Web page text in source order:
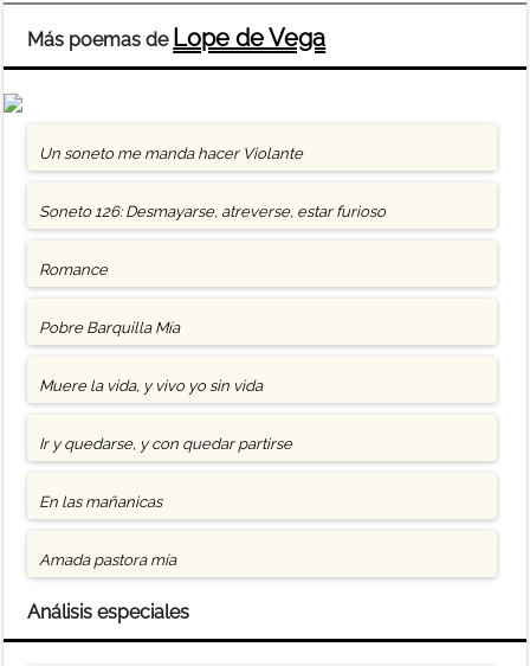
Más poemas de Lope de Vega
Un soneto me manda hacer Violante
Soneto 126: Desmayarse, atreverse, estar furioso
Romance
Pobre Barquilla Mía
Muere la vida, y vivo yo sin vida
Ir y quedarse, y con quedar partirse
En las mañanicas
Amada pastora mía
Análisis especiales